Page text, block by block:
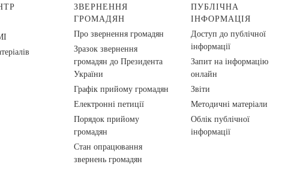
ЗВЕРНЕННЯ
ГРОМАДЯН
Про звернення громадян
Зразок звернення
громадян до Президента
України
Графік прийому громадян
Електронні петиції
Порядок прийому
громадян
Стан опрацювання
звернень громадян
ПУБЛІЧНА
ІНФОРМАЦІЯ
Доступ до публічної
інформації
Запит на інформацію
онлайн
Звіти
Методичні матеріали
Облік публічної
інформації